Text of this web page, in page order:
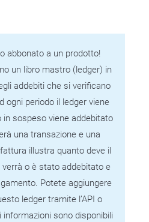
abbonato a un prodotto!
un libro mastro (ledger) in
addebiti che si verificano
ogni periodo il ledger viene
in sospeso viene addebitato
una transazione e una
illustra quanto deve il
o è stato addebitato e
Potete aggiungere
ledger tramite l’API o
informazioni sono disponibili